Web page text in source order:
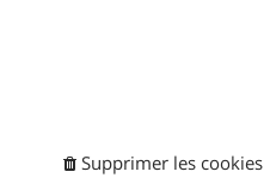
Supprimer les cookies